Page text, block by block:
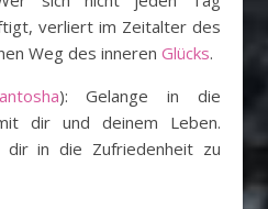
verliert im Zeitalter des
Weg des inneren Glücks.
): Gelange in die
dir und deinem Leben.
dir in die Zufriedenheit zu